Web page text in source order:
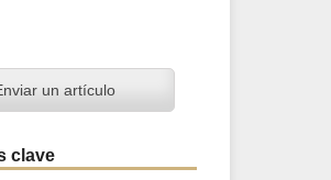
un artículo
clave